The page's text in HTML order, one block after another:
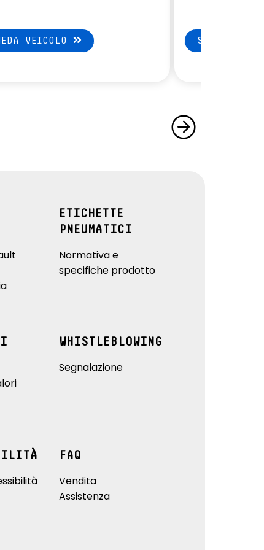
VEICOLO SCHEDA
ETICHETTE
PNEUMATICI
Normativa e
specifiche prodotto
WHISTLEBLOWING
Segnalazione
FAQ
Vendita
Assistenza